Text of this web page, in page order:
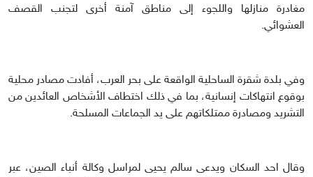
مغادرة منازلها واللجوء إلى مناطق آمنة أخرى لتجنب القصف
العشوائي.
وفي بلدة شقرة الساحلية الواقعة على بحر العرب، أفادت مصادر محلية
بوقوع انتهاكات إنسانية، بما في ذلك اختطاف الأشخاص العائدين من
التشريد ومصادرة ممتلكاتهم على يد الجماعات المسلحة.
وقال احد السكان ويدعى سالم يحيى لمراسل وكالة أنباء الصين، عبر